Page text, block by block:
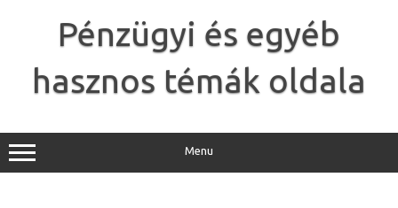
Pénzügyi és egyéb
hasznos témák oldala
Menu